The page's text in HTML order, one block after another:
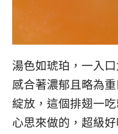
湯色如琥珀，一入
感合著濃郁且略為
綻放，這個排翅一
心思來做的，超級